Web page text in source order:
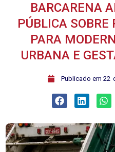
BARCARENA
PÚBLICA SOBRE
PARA
URBANA E
ﾠPublicado em 22